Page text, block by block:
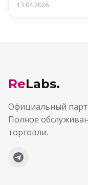
13.04.2026
ReLabs.
Официальный
Полное
торговли.